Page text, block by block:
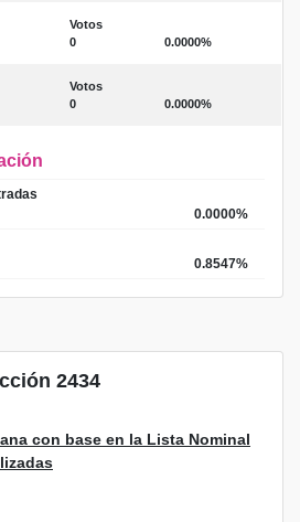
Votos
0
0.0000%
Votos
0
0.0000%
0.0000%
0.8547%
2434
con base en la Lista Nominal